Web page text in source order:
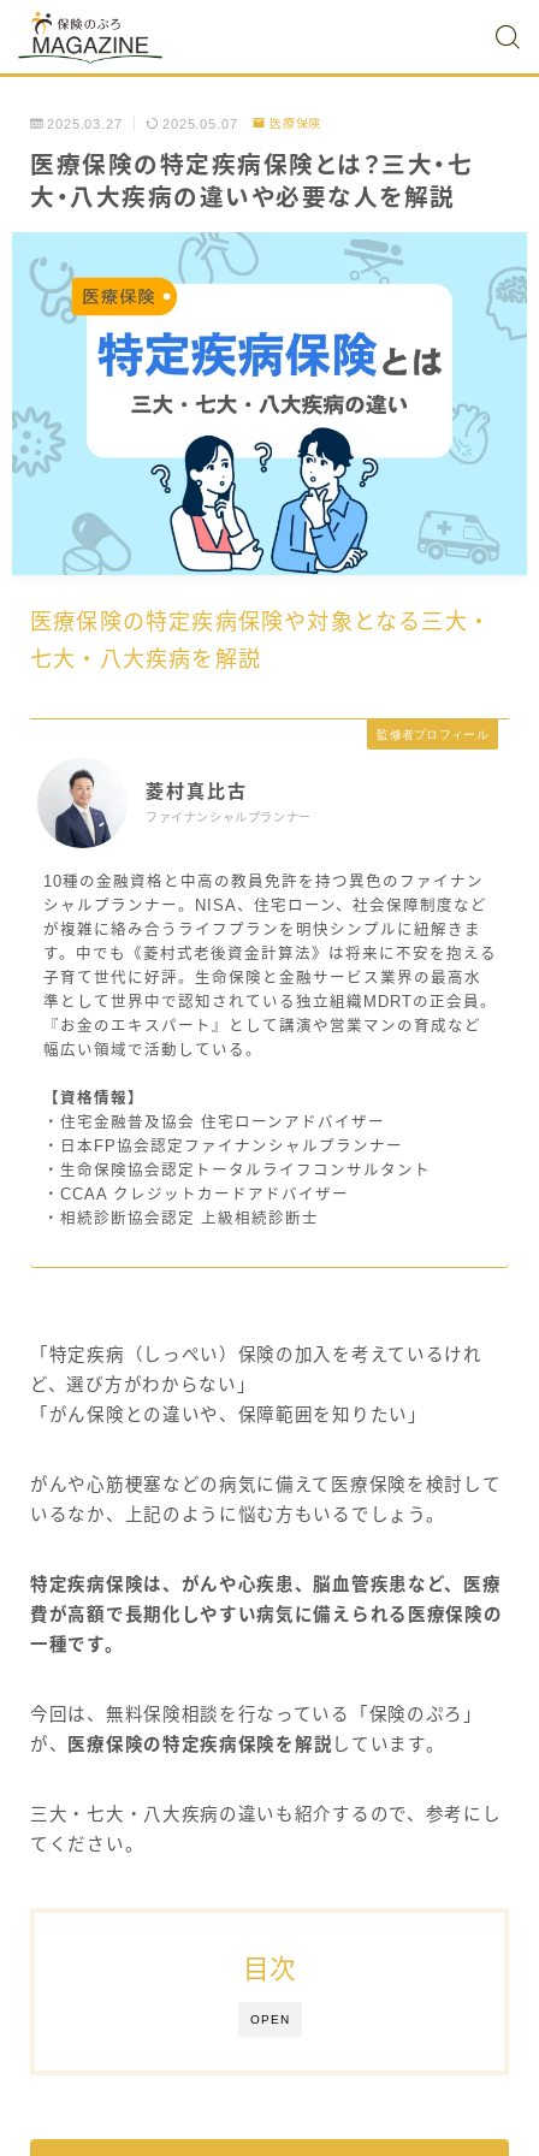
2025.03.27 2025.05.07 医療保険
医療保険の特定疾病保険とは？三大・七
大・八大疾病の違いや必要な人を解説
医療保険の特定疾病保険や対象となる三大・
七大・八大疾病を解説
監修者プロフィール
菱村真比古
ファイナンシャルプランナー
10種の金融資格と中高の教員免許を持つ異色のファイナン
シャルプランナー。NISA、住宅ローン、社会保障制度など
が複雑に絡み合うライフプランを明快シンプルに紐解きま
す。中でも《菱村式老後資金計算法》は将来に不安を抱える
子育て世代に好評。生命保険と金融サービス業界の最高水
準として世界中で認知されている独立組織MDRTの正会員。
『お金のエキスパート』として講演や営業マンの育成など
幅広い領域で活動している。
【資格情報】
・住宅金融普及協会 住宅ローンアドバイザー
・日本FP協会認定ファイナンシャルプランナー
・生命保険協会認定トータルライフコンサルタント
・CCAA クレジットカードアドバイザー
・相続診断協会認定 上級相続診断士
「特定疾病（しっぺい）保険の加入を考えているけれ
ど、選び方がわからない」
「がん保険との違いや、保障範囲を知りたい」
がんや心筋梗塞などの病気に備えて医療保険を検討して
いるなか、上記のように悩む方もいるでしょう。
特定疾病保険は、がんや心疾患、脳血管疾患など、医療
費が高額で長期化しやすい病気に備えられる医療保険の
一種です。
今回は、無料保険相談を行なっている「保険のぷろ」
が、
医療保険の特定疾病保険を解説しています。
三大・七大・八大疾病の違いも紹介するので、参考にし
てください。
OPEN
目次